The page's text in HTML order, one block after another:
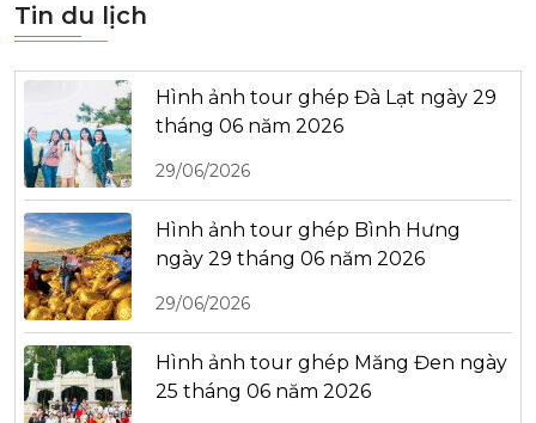
Tin du lịch
Hình ảnh tour ghép Đà Lạt ngày 29
tháng 06 năm 2026
29/06/2026
Hình ảnh tour ghép Bình Hưng
ngày 29 tháng 06 năm 2026
29/06/2026
Hình ảnh tour ghép Măng Đen ngày
25 tháng 06 năm 2026